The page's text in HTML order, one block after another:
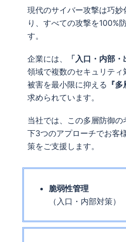
現代のサイバー攻撃は巧妙
り、すべての攻撃を100%
す。
企業には、 「入口・内部・
領域で複数のセキュリティ
被害を最小限に抑える 『
求められています。
当社では、この多層防御の
下3つのアプローチでお客
策をご支援します。
脆弱性管理
（入口・内部対策）